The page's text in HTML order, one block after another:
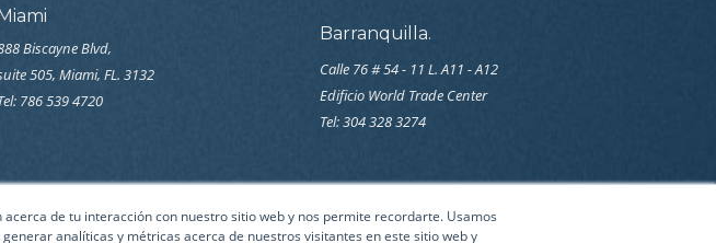
de tu interacción con nuestro sitio web y nos permite recordarte. Usamos
analíticas y métricas acerca de nuestros visitantes en este sitio web y
Biscayne Blvd,
505, Miami, FL. 3132
786 539 4720
Barranquilla.
Calle 76 # 54 - 11 L. A11 - A12
Edificio World Trade Center
Tel: 304 328 3274